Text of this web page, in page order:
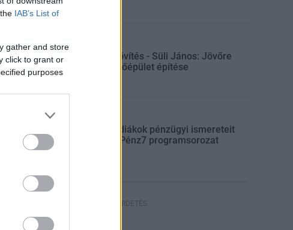
IAB’s List of
gather and store
click to grant or
purposes
Paksi bővítés - Süli János: Jövőre
indul a főépület építése
Indul a diákok pénzügyi ismereteit
erősítő Pénz7 programsorozat
HIRDETÉS